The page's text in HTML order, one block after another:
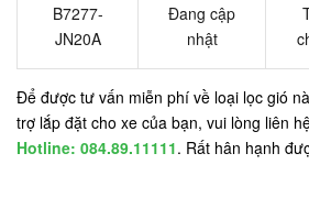
B7277-
JN20A
Đang cập
nhật
Để được tư vấn miễn phí về loại lọc gió
trợ lắp đặt cho xe của bạn, vui lòng liên
Hotline: 084.89.11111. Rất hân hạnh